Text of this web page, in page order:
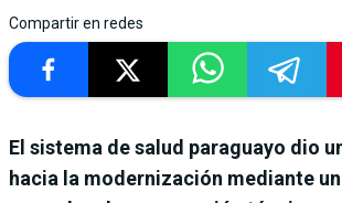
Compartir en redes
El sistema de salud paraguayo dio
hacia la modernización mediante